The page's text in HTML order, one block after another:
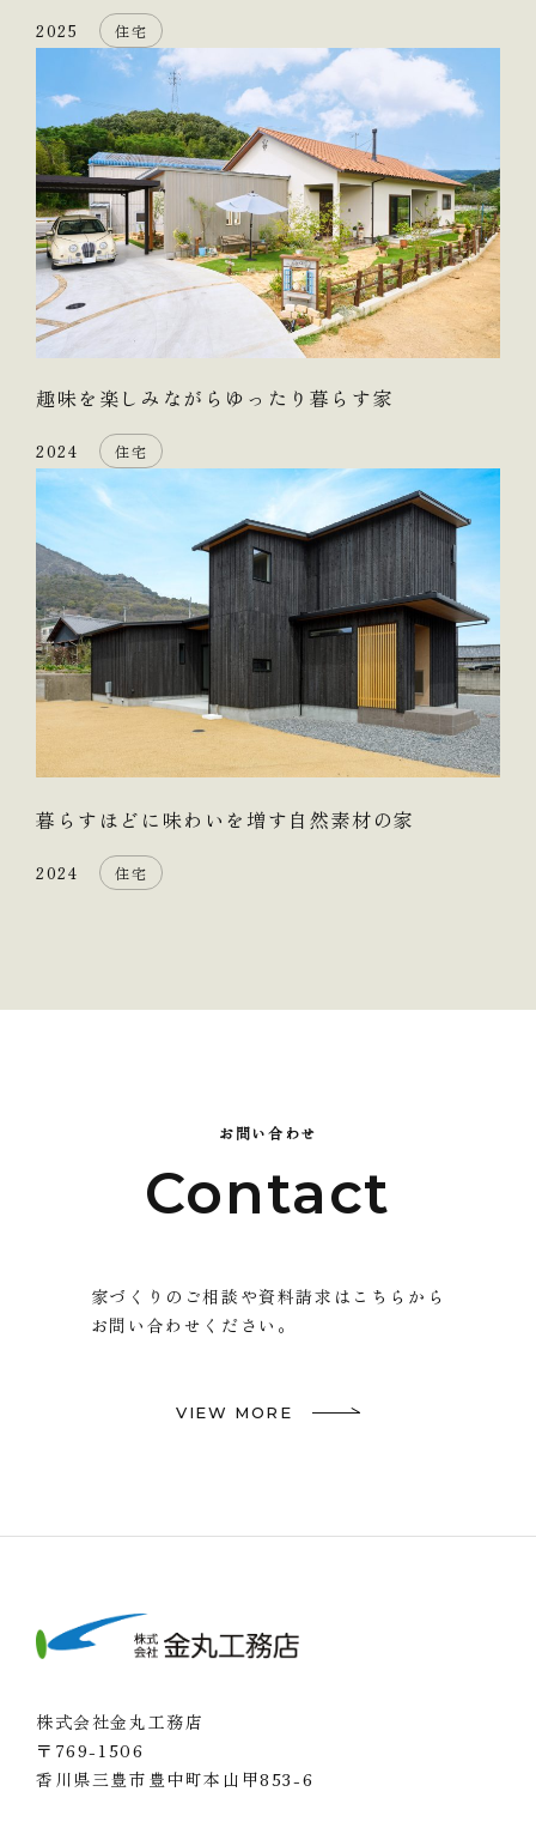
2025 住宅
趣味を楽しみながらゆったり暮らす家
2024 住宅
暮らすほどに味わいを増す自然素材の家
2024 住宅
お問い合わせ
Contact
家づくりのご相談や資料請求はこちらから
お問い合わせください。
VIEW MORE
株式会社金丸工務店
〒769-1506
香川県三豊市豊中町本山甲853-6